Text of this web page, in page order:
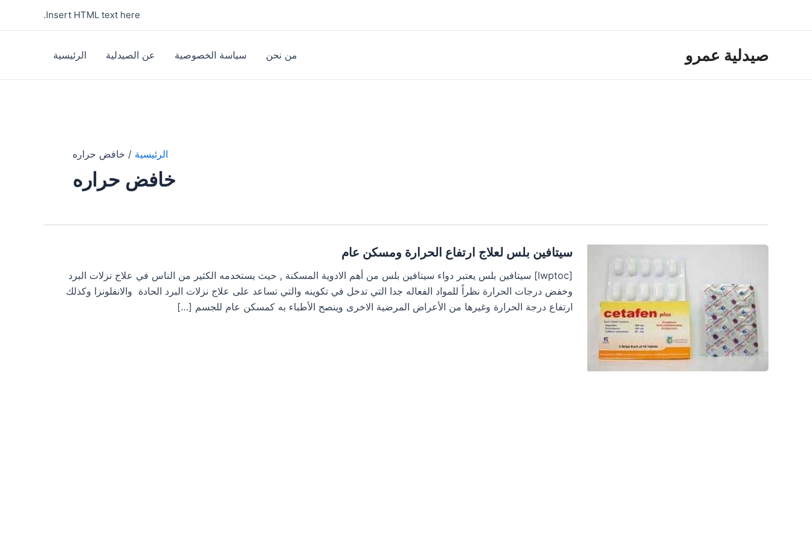
Insert HTML text here.
صيدلية عمرو من نحن سياسة الخصوصية عن الصيدلية الرئيسية
الرئيسية خافض حراره
خافض حراره
سيتافين بلس لعلاج ارتفاع الحرارة ومسكن عام
[lwptoc] سيتافين بلس يعتبر دواء سيتافين بلس من أهم الادوية المسكنة , حيث يستخدمه الكثير من الناس في علاج نزلات البرد
وخفض درجات الحرارة نظراً للمواد الفعاله جدا التي تدخل في تكوينه والتي تساعد على علاج نزلات البرد الحادة والانفلونزا وكذلك
ارتفاع درجة الحرارة وغيرها من الأعراض المرضية الاخرى وينصح الأطباء به كمسكن عام للجسم […]